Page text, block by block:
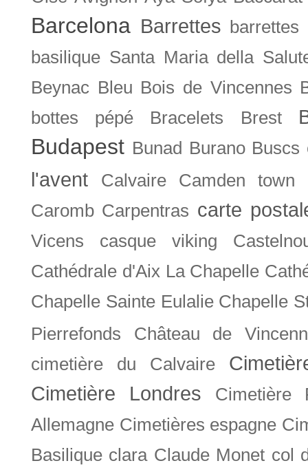
Barcelona Barrettes barrettes
basilique Santa Maria della
Beynac Bleu Bois de Vincennes
bottes pépé
Bracelets Brest
Budapest Bunad Burano Buscs
l'avent Calvaire Camden town
Caromb Carpentras carte
Vicens casque viking
Cathédrale d'Aix La Chapelle
Chapelle Sainte Eulalie Chapelle
Pierrefonds
Château de
cimetière du Calvaire
Cimetière Londres
Cimetière
Allemagne Cimetières espagne
Basilique clara Claude Monet col